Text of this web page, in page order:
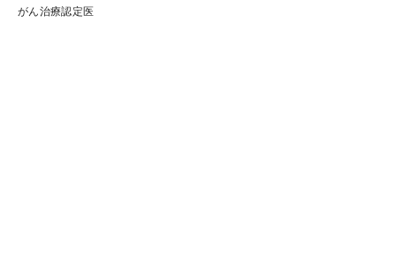
がん治療認定医